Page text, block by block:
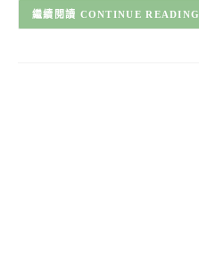
CONTINUE READING